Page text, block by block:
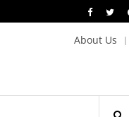
About Us